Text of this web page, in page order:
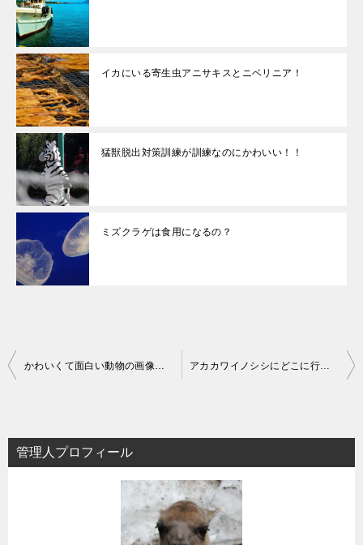
イカにいる寄生虫アニサキスとニベリニア！
猛獣脱出対策訓練が訓練なのにかわいい！！
ミズクラゲは食用になるの？
投
ビ
ゲ
かわいくて面白い動物の画像５選！！ アカカワイノシシにどこに行けばあえる？
管理人プロフィール